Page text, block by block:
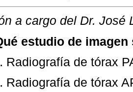
a cargo del Dr. José
estudio de imagen
Radiografía de tórax
Radiografía de tórax